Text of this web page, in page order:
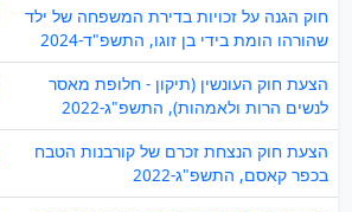
חוק הגנה על זכויות בדירת המשפחה של ילד
שהורהו הומת בידי בן זוגו, התשפ"ד-2024
הצעת חוק העונשין (תיקון - חלופת מאסר
לנשים הרות ולאמהות), התשפ"ג-2022
הצעת חוק הנצחת זכרם של קורבנות הטבח
בכפר קאסם, התשפ"ג-2022